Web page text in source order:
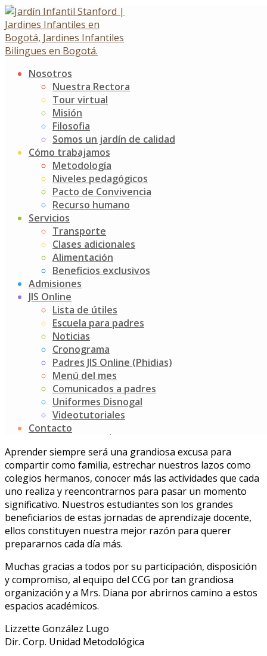
Skip
to
content
Nosotros
Nuestra Rectora
Tour virtual
Misión
Filosofia
Somos un jardín de calidad
Cómo trabajamos
Metodología
Niveles pedagógicos
Pacto de Convivencia
Recurso humano
Servicios
Transporte
Clases adicionales
Alimentación
Beneficios exclusivos
Admisiones
JIS Online
Lista de útiles
Escuela para padres
Noticias
Cronograma
Padres JIS Online (Phidias)
Menú del mes
Comunicados a padres
Uniformes Disnogal
Videotutoriales
Contacto
Mesa de trabajo –
Aprendizaje Colaborativo y
Aula Invertida
Mesa de trabajo – Aprendizaje Colaborativo y Aula
Invertida
17 mayo, 201917 mayo, 2019
NoticiasJardín Infantil Stanford
«El cambio es siempre el resultado final de todo
verdadero aprendizaje» – Leo Buscaglia.
La Comunidad académica INTERASESORES, en una
jornada de intercambio de conocimientos y experiencias,
ha vivido una maravillosa mañana, teniendo como
anfitrión al Colegio Colombo Gales, para compartir
aprendizajes que nos permitan seguir creciendo como
pedagogos. Este 11 de mayo, el Colegio Nueva York, el
Jardín Infantil Stanford, el Colegio Mayor de los Andes, y
por supuesto, el Colegio Colombo Gales, tuvimos la
ocasión de profundizar en la metodología del aula
invertida, reflexionar frente a la importancia del maestro
en la indagación y del aprendizaje significativo en el aula
a través de la transdisciplinariedad.
Aprender siempre será una grandiosa excusa para
compartir como familia, estrechar nuestros lazos como
colegios hermanos, conocer más las actividades que cada
uno realiza y reencontrarnos para pasar un momento
significativo. Nuestros estudiantes son los grandes
beneficiarios de estas jornadas de aprendizaje docente,
ellos constituyen nuestra mejor razón para querer
prepararnos cada día más.
Muchas gracias a todos por su participación, disposición
y compromiso, al equipo del CCG por tan grandiosa
organización y a Mrs. Diana por abrirnos camino a estos
espacios académicos.
Lizzette González Lugo
Dir. Corp. Unidad Metodológica